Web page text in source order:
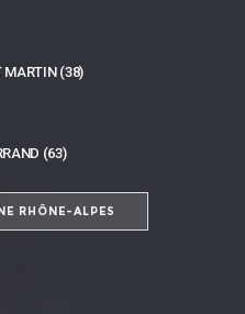
MARTIN (38)
(63)
RHÔNE-ALPES